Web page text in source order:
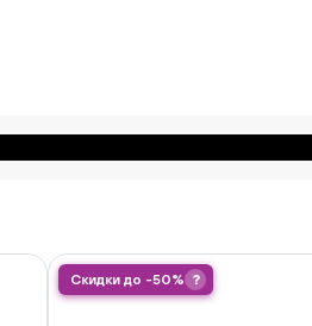
Скидки до -50% ?